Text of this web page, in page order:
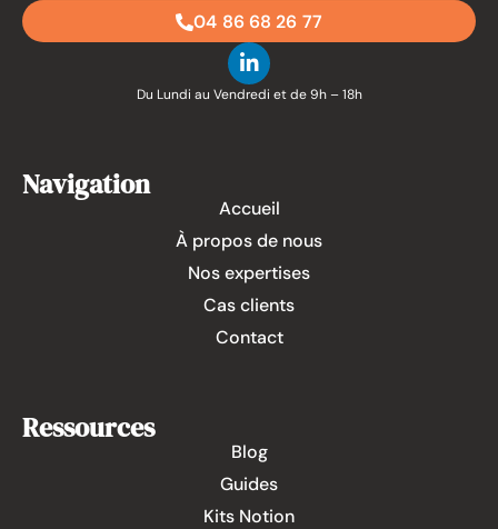
04 86 68 26 77
Du Lundi au Vendredi et de 9h – 18h
Navigation
Accueil
À propos de nous
Nos expertises
Cas clients
Contact
Ressources
Blog
Guides
Kits Notion